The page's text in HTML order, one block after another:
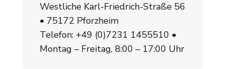
Westliche Karl-Friedrich-Straße 56
• 75172 Pforzheim
Telefon: +49 (0)7231 1455510 •
Montag – Freitag, 8:00 – 17:00 Uhr